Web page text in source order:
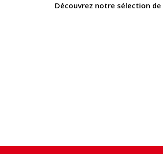
Découvrez notre sélection de